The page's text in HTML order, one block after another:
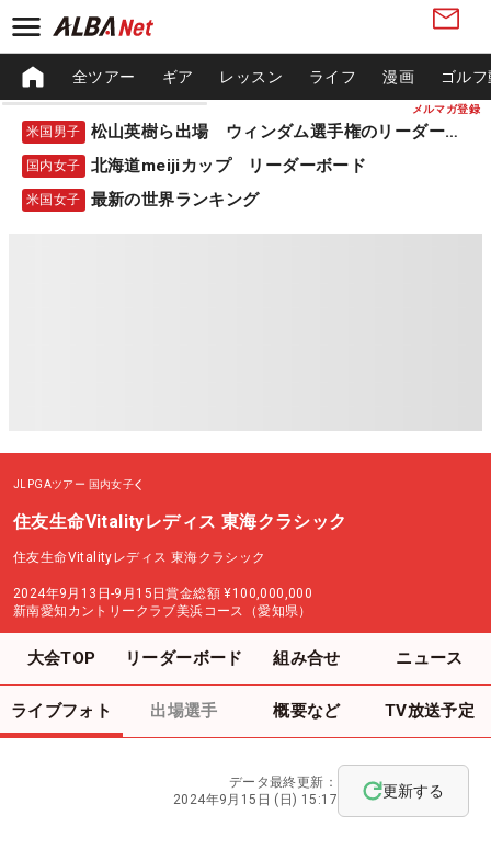
メルマガ登録
全ツアー ギア レッスン ライフ 漫画 ゴル
米国男子 松山英樹ら出場 ウィンダム選手権のリーダーボード
国内女子 北海道meijiカップ リーダーボード
米国女子 最新の世界ランキング
JLPGAツアー 国内女子
住友生命Vitalityレディス 東海クラシック
住友生命Vitalityレディス 東海クラシック
2024年9月13日-9月15日賞金総額 ¥100,000,000
新南愛知カントリークラブ美浜コース（愛知県）
大会TOP リーダーボード 組み合せ ニュース
ライブフォト 出場選手 概要など TV放送予定
データ最終更新：
2024年9月15日 (日) 15:17
更新する